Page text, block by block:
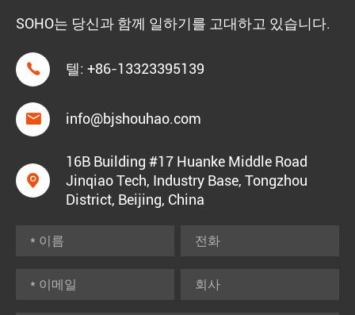
SOHO는 당신과 함께 일하기를 고대하고 있습니다.
 텔: +86-13323395139
 info@bjshouhao.com

16B Building #17 Huanke Middle Road
Jinqiao Tech, Industry Base, Tongzhou
District, Beijing, China